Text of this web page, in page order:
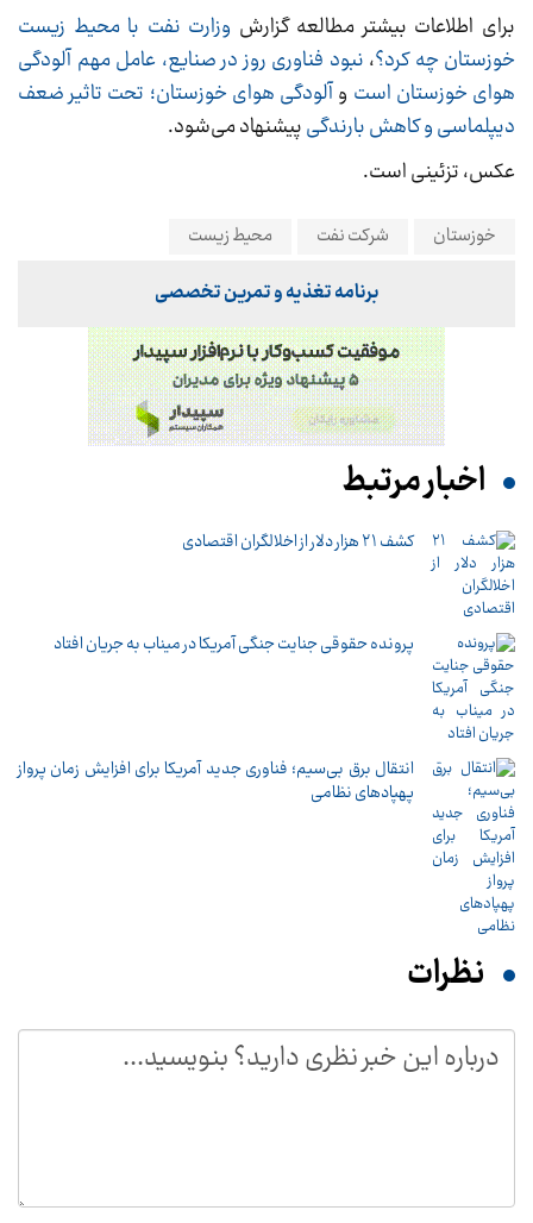
برای اطلاعات بیشتر مطالعه گزارش وزارت نفت با محیط زیست
خوزستان چه کرد؟، نبود فناوری روز در صنایع، عامل مهم آلودگی
هوای خوزستان است وآلودگی هوای خوزستان؛ تحت تاثیر ضعف
دیپلماسی و کاهش بارندگیپیشنهاد می‌شود.
عکس، تزئینی است.
خوزستان شرکت نفت محیط زیست
برنامه تغذیه و تمرین تخصصی
اخبار مرتبط
کشف ۲۱ هزار دلار از اخلالگران اقتصادی
پرونده حقوقی جنایت جنگی آمریکا در میناب به جریان افتاد
انتقال برق بی‌سیم؛ فناوری جدید آمریکا برای افزایش زمان پرواز
پهپادهای نظامی
نظرات